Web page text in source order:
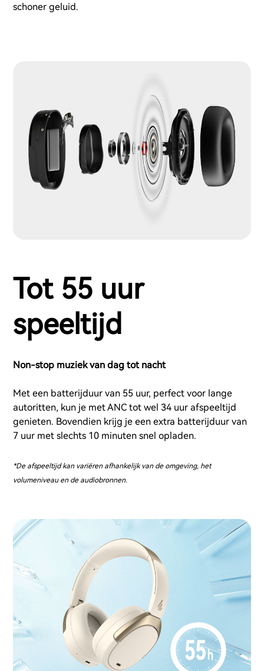
schoner geluid.
Tot 55 uur
speeltijd
Non-stop muziek van dag tot nacht
Met een batterijduur van 55 uur, perfect voor lange
autoritten, kun je met ANC tot wel 34 uur afspeeltijd
genieten. Bovendien krijg je een extra batterijduur van
7 uur met slechts 10 minuten snel opladen.
*De afspeeltijd kan variëren afhankelijk van de omgeving, het
volumeniveau en de audiobronnen.